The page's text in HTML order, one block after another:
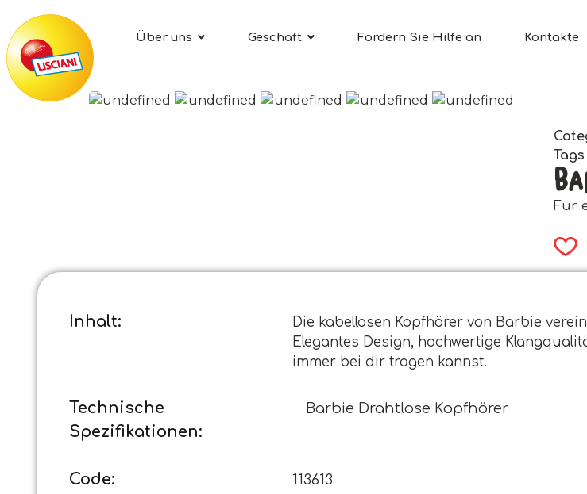
Über uns Geschäft Fordern Sie Hilfe an Kontakte
Tags
Für
Inhalt:
Die kabellosen Kopfhörer von Barbie
Elegantes Design, hochwertige
immer bei dir tragen kannst.
Technische
Spezifikationen:
Barbie Drahtlose Kopfhörer
Code: 113613